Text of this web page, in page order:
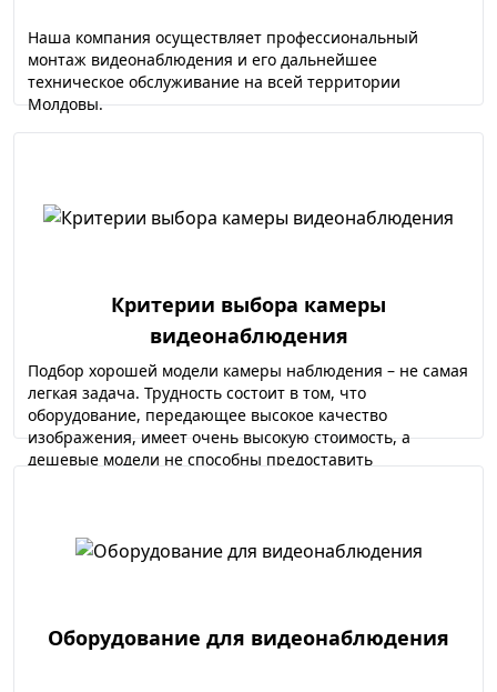
Наша компания осуществляет профессиональный
монтаж видеонаблюдения и его дальнейшее
техническое обслуживание на всей территории
Молдовы.
Критерии выбора камеры
видеонаблюдения
Подбор хорошей модели камеры наблюдения – не самая
легкая задача. Трудность состоит в том, что
оборудование, передающее высокое качество
изображения, имеет очень высокую стоимость, а
дешевые модели не способны предоставить
Оборудование для видеонаблюдения